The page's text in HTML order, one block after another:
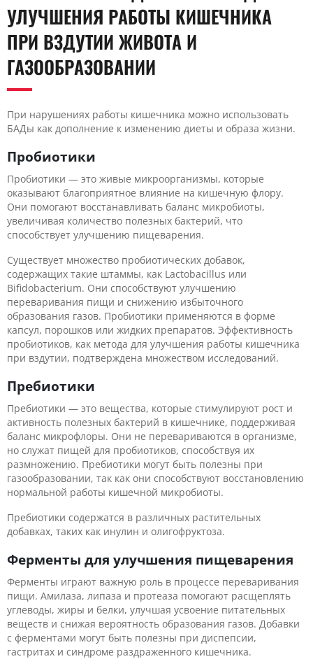
УЛУЧШЕНИЯ РАБОТЫ КИШЕЧНИКА
ПРИ ВЗДУТИИ ЖИВОТА И
ГАЗООБРАЗОВАНИИ
При нарушениях работы кишечника можно использовать
БАДы как дополнение к изменению диеты и образа жизни.
Пробиотики
Пробиотики — это живые микроорганизмы, которые
оказывают благоприятное влияние на кишечную флору.
Они помогают восстанавливать баланс микробиоты,
увеличивая количество полезных бактерий, что
способствует улучшению пищеварения.
Существует множество пробиотических добавок,
содержащих такие штаммы, как Lactobacillus или
Bifidobacterium. Они способствуют улучшению
переваривания пищи и снижению избыточного
образования газов. Пробиотики применяются в форме
капсул, порошков или жидких препаратов. Эффективность
пробиотиков, как метода для улучшения работы кишечника
при вздутии, подтверждена множеством исследований.
Пребиотики
Пребиотики — это вещества, которые стимулируют рост и
активность полезных бактерий в кишечнике, поддерживая
баланс микрофлоры. Они не перевариваются в организме,
но служат пищей для пробиотиков, способствуя их
размножению. Пребиотики могут быть полезны при
газообразовании, так как они способствуют восстановлению
нормальной работы кишечной микробиоты.
Пребиотики содержатся в различных растительных
добавках, таких как инулин и олигофруктоза.
Ферменты для улучшения пищеварения
Ферменты играют важную роль в процессе переваривания
пищи. Амилаза, липаза и протеаза помогают расщеплять
углеводы, жиры и белки, улучшая усвоение питательных
веществ и снижая вероятность образования газов. Добавки
с ферментами могут быть полезны при диспепсии,
гастритах и синдроме раздраженного кишечника.